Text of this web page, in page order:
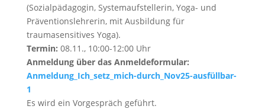
(Sozialpädagogin, Systemaufstellerin, Yoga- und
Präventionslehrerin, mit Ausbildung für
traumasensitives Yoga).
Termin: 08.11., 10:00-12:00 Uhr
Anmeldung über das Anmeldeformular:
Anmeldung_Ich_setz_mich-durch_Nov25-ausfüllbar-
1
Es wird ein Vorgespräch geführt.